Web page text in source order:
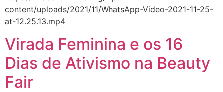
content/uploads/2021/11/WhatsApp-Video-2021-11-25-
at-12.25.13.mp4
Virada Feminina e os 16
Dias de Ativismo na Beauty
Fair